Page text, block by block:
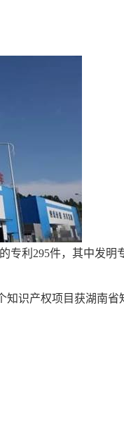
专利 295件，其中发明
知识产权项目获湖南省